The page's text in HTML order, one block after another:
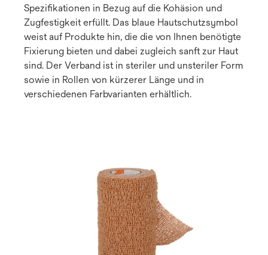
Spezifikationen in Bezug auf die Kohäsion und
Zugfestigkeit erfüllt. Das blaue Hautschutzsymbol
weist auf Produkte hin, die die von Ihnen benötigte
Fixierung bieten und dabei zugleich sanft zur Haut
sind. Der Verband ist in steriler und unsteriler Form
sowie in Rollen von kürzerer Länge und in
verschiedenen Farbvarianten erhältlich.